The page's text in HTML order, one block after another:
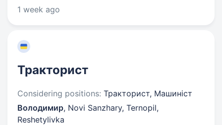
1 week ago
Тракторист
Considering positions: Тракторист, Машиніст
Володимир, Novi Sanzhary, Ternopil,
Reshetylivka